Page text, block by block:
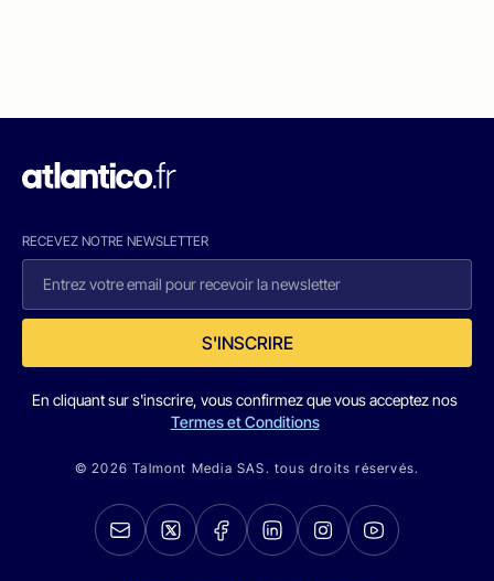
RECEVEZ NOTRE NEWSLETTER
S'INSCRIRE
En cliquant sur s'inscrire, vous confirmez que vous acceptez nos
Termes et Conditions
© 2026 Talmont Media SAS. tous droits réservés.